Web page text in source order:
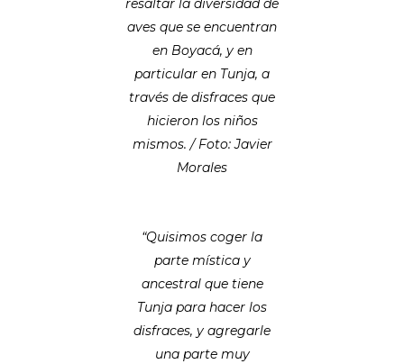
resaltar la diversidad de
aves que se encuentran
en Boyacá, y en
particular en Tunja, a
través de disfraces que
hicieron los niños
mismos. / Foto: Javier
Morales
“Quisimos coger la
parte mística y
ancestral que tiene
Tunja para hacer los
disfraces, y agregarle
una parte muy